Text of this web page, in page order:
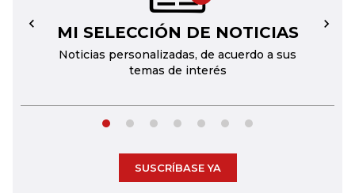
MI SELECCIÓN DE NOTICIAS
Noticias personalizadas, de acuerdo a sus
temas de interés
← →
SUSCRÍBASE YA